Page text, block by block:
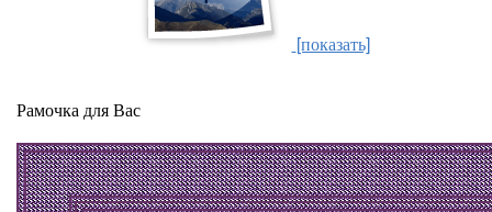
[показать]
Рамочка для Вас